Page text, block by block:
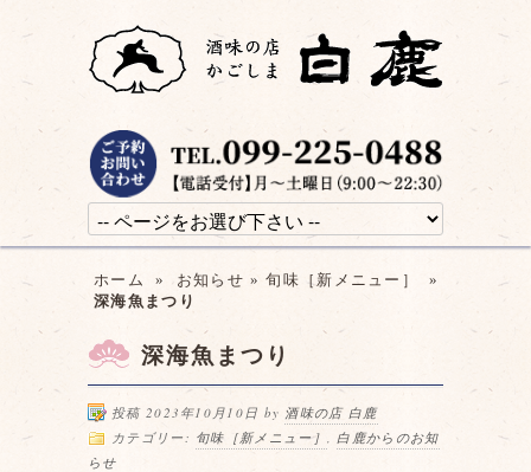
ホーム » お知らせ » 旬味［新メニュー］
»
深海魚まつり
深海魚まつり
投稿 2023年10月10日 by 酒味の店 白鹿
カテゴリー: 旬味［新メニュー］ , 白鹿からのお知
らせ